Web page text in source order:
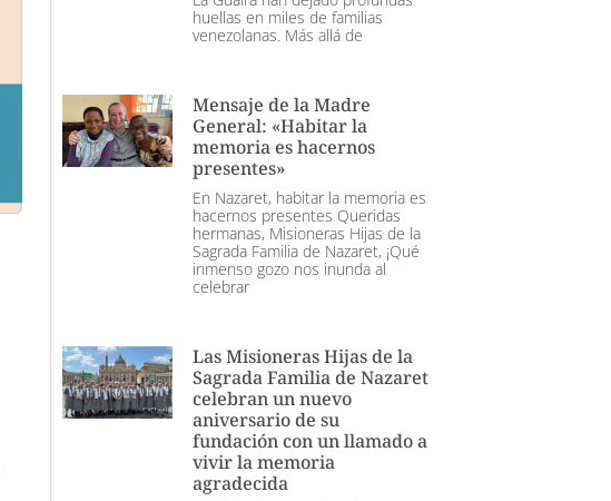
huellas en miles de familias
venezolanas. Más allá de
Mensaje de la Madre
General: «Habitar la
memoria es hacernos
presentes»
En Nazaret, habitar la memoria es
hacernos presentes Queridas
hermanas, Misioneras Hijas de la
Sagrada Familia de Nazaret, ¡Qué
inmenso gozo nos inunda al
celebrar
Las Misioneras Hijas de la
Sagrada Familia de Nazaret
celebran un nuevo
aniversario de su
fundación con un llamado a
vivir la memoria
agradecida